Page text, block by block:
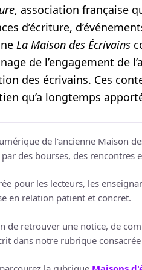
, association française
d’écriture,
La Maison des Écrivains
de l’engagement de
des écrivains. Ces
qu’a longtemps
de l'ancienne Maison
des bourses, des
pour les lecteurs, les
en relation patient et concret.
de retrouver une notice, de
dans notre rubrique